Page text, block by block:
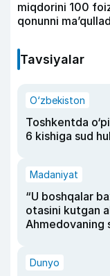
miqdorini 100
qonunni
Tavsiyalar
O‘zbekiston
Toshkentda
6 kishiga sud
Madaniyat
“U boshqalar
otasini kutgan
Ahmedovaning
Dunyo